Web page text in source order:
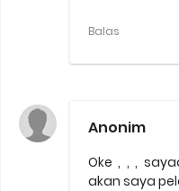
Balas
Anonim
Oke , , ,
akan saya